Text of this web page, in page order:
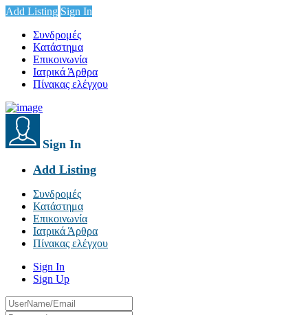
Add Listing Sign In
Συνδρομές
Κατάστημα
Επικοινωνία
Ιατρικά Άρθρα
Πίνακας ελέγχου
Sign In
Add Listing
Συνδρομές
Κατάστημα
Επικοινωνία
Ιατρικά Άρθρα
Πίνακας ελέγχου
Sign In
Sign Up